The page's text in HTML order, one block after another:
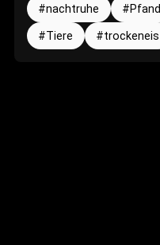
nachtruhe
Pfand
Tiere
trockeneis